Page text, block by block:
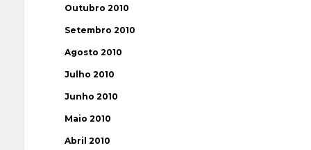
Outubro 2010
Setembro 2010
Agosto 2010
Julho 2010
Junho 2010
Maio 2010
Abril 2010